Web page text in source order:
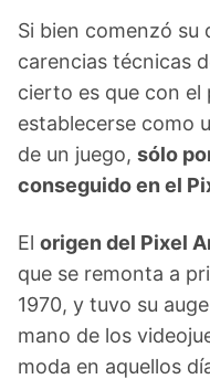
Si bien comenzó su
carencias técnicas
cierto es que con el
establecerse como
de un juego, sólo
conseguido en el
El origen del Pixel
que se remonta a
1970, y tuvo su
mano de los
moda en aquellos